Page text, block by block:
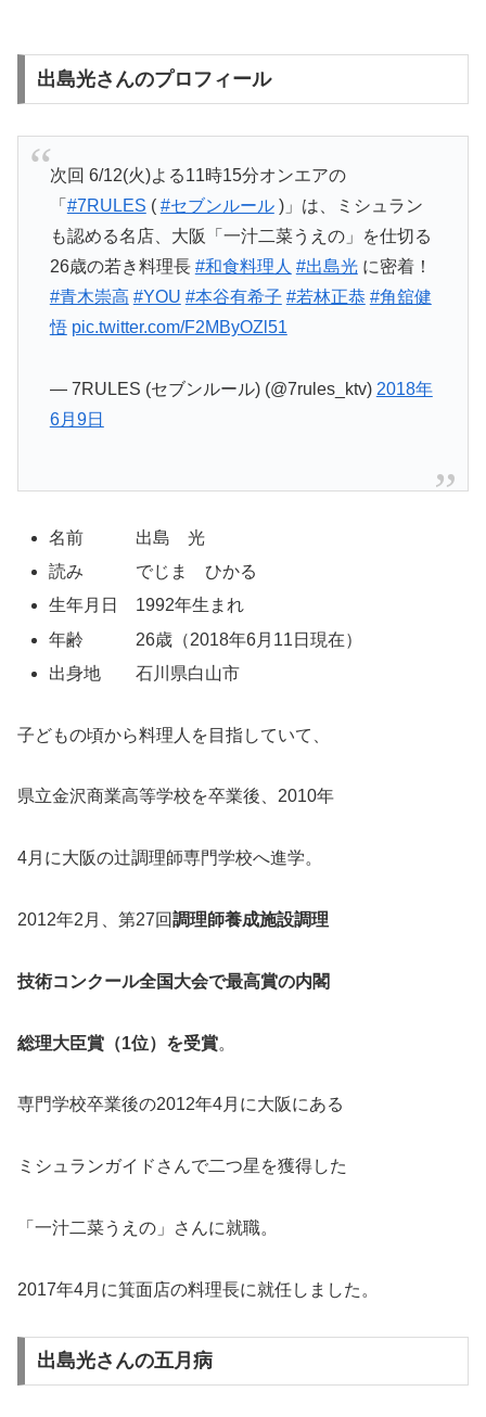
出島光さんのプロフィール
次回 6/12(火)よる11時15分オンエアの
「 #7RULES ( #セブンルール)」は、ミシュラン
も認める名店、大阪「一汁二菜うえの」を仕切る
26歳の若き料理長 #和食料理人 #出島光に密着！
#青木崇高 #YOU #本谷有希子 #若林正恭 #角舘健
悟 pic.twitter.com/F2MByOZl51
— 7RULES (セブンルール) (@7rules_ktv) 2018年
6月9日
名前 出島 光
読み でじま ひかる
生年月日 1992年生まれ
年齢 26歳（2018年6月11日現在）
出身地 石川県白山市
子どもの頃から料理人を目指していて、
県立金沢商業高等学校を卒業後、2010年
4月に大阪の辻調理師専門学校へ進学。
2012年2月、第27回調理師養成施設調理
技術コンクール全国大会で最高賞の内閣
総理大臣賞（1位）を受賞。
専門学校卒業後の2012年4月に大阪にある
ミシュランガイドさんで二つ星を獲得した
「一汁二菜うえの」さんに就職。
2017年4月に箕面店の料理長に就任しました。
出島光さんの五月病